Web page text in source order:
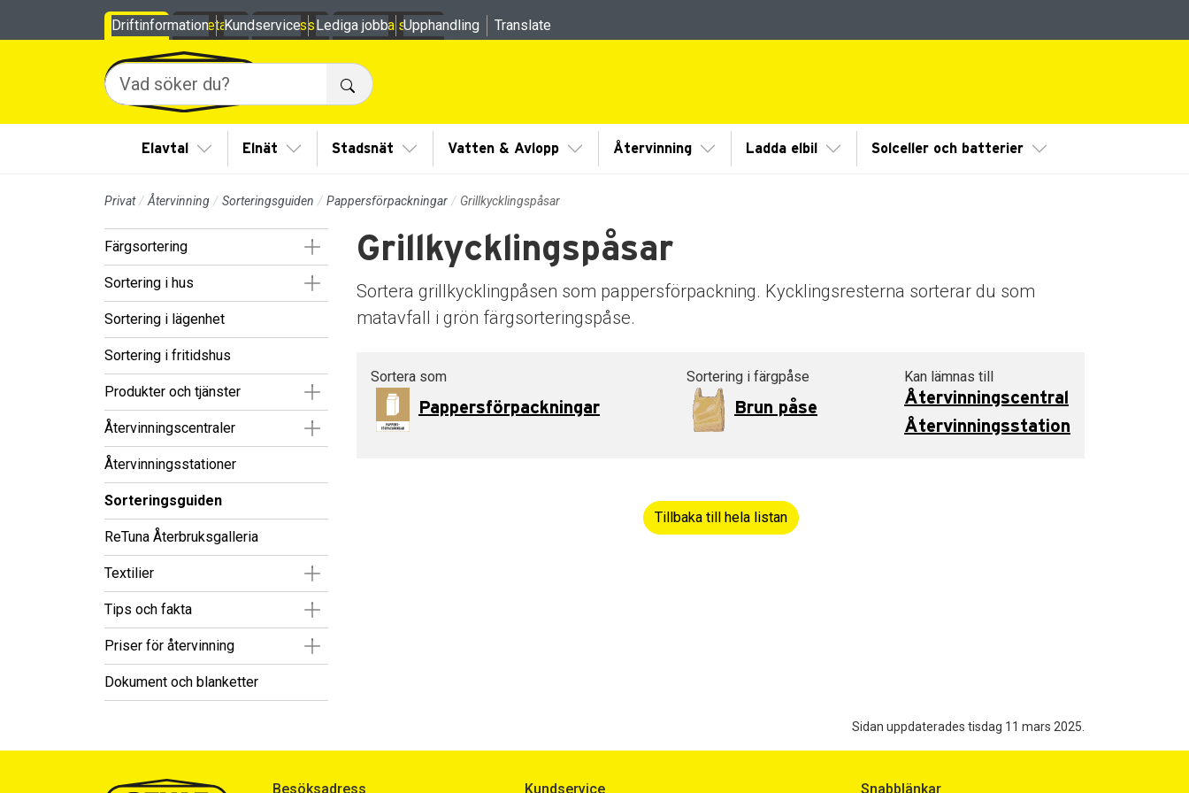
Till sidans huvudinnehåll
Privat
Företag Om oss Mina sidor
Sök
Elavtal Visa/Göm undermeny
Elnät Visa/Göm undermeny
Stadsnät Visa/Göm undermeny
Vatten & Avlopp Visa/Göm undermeny
Återvinning Visa/Göm undermeny
Ladda elbil Visa/Göm undermeny
Solceller och batterier Visa/Göm undermeny
Driftinformation Kundservice Lediga jobb Upphandling Translate
Privat Återvinning Sorteringsguiden Pappersförpackningar Grillkycklingspåsar
Färgsortering Visa/Göm undermeny
Sortering i hus Visa/Göm undermeny
Sortering i lägenhet
Sortering i fritidshus
Produkter och tjänster Visa/Göm undermeny
Återvinningscentraler Visa/Göm undermeny
Återvinningsstationer
Sorteringsguiden
ReTuna Återbruksgalleria
Textilier Visa/Göm undermeny
Tips och fakta Visa/Göm undermeny
Priser för återvinning Visa/Göm undermeny
Dokument och blanketter
Grillkycklingspåsar
Sortera grillkycklingpåsen som pappersförpackning. Kycklingsresterna sorterar du som
matavfall i grön färgsorteringspåse.
Sortera som
Pappersförpackningar
Sortering i färgpåse
Brun påse
Kan lämnas till
Återvinningscentral
Återvinningsstation
Tillbaka till hela listan
Sidan uppdaterades tisdag 11 mars 2025.
Besöksadress Kundservice Snabblänkar